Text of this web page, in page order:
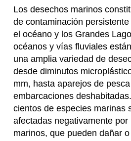
Los desechos marinos
de contaminación
el océano y los Grandes
océanos y vías fluviales
una amplia variedad de
desde diminutos
mm, hasta aparejos de
embarcaciones
cientos de especies marinas
afectadas negativamente por
marinos, que pueden dañar